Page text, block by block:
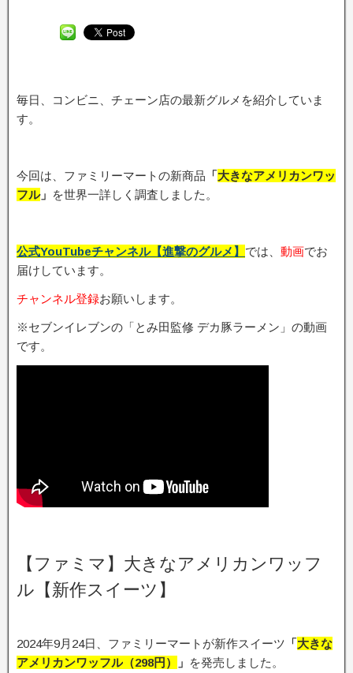
毎日、コンビニ、チェーン店の最新グルメを紹介していま
す。
今回は、ファミリーマートの新商品 「大きなアメリカンワッ
フル」 を世界一詳しく調査しました。
公式YouTubeチャンネル【進撃のグルメ】 では、 動画でお
届けしています。
チャンネル登録お願いします。
※セブンイレブンの「とみ田監修 デカ豚ラーメン」の動画
です。
【ファミマ】大きなアメリカンワッフ
ル【新作スイーツ】
2024年9月24日、ファミリーマートが新作スイーツ 「大きな
アメリカンワッフル （298円） 」 を発売しました。